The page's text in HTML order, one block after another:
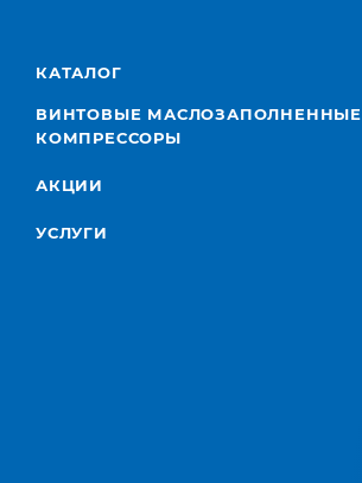
КАТАЛОГ
ВИНТОВЫЕ МАСЛОЗАПОЛНЕННЫЕ
КОМПРЕССОРЫ
АКЦИИ
УСЛУГИ